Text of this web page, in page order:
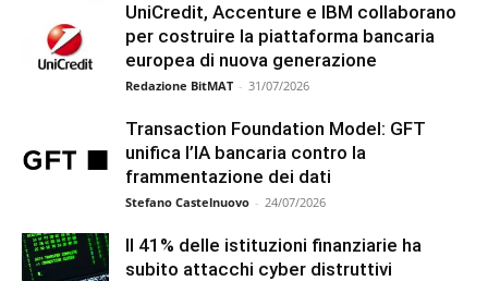
UniCredit, Accenture e IBM collaborano
per costruire la piattaforma bancaria
europea di nuova generazione
Redazione BitMAT - 31/07/2026
Transaction Foundation Model: GFT
unifica l’IA bancaria contro la
frammentazione dei dati
Stefano Castelnuovo - 24/07/2026
Il 41% delle istituzioni finanziarie ha
subito attacchi cyber distruttivi